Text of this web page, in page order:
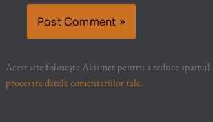
Acest site folosește Akismet pentru a reduce spamul.
procesate datele comentariilor tale.